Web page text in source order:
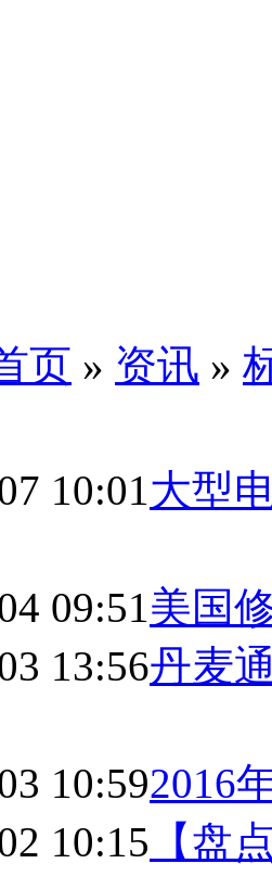
页 » 资讯 »
10:01大型
09:51美国
13:56丹麦
10:592016
10:15 【盘